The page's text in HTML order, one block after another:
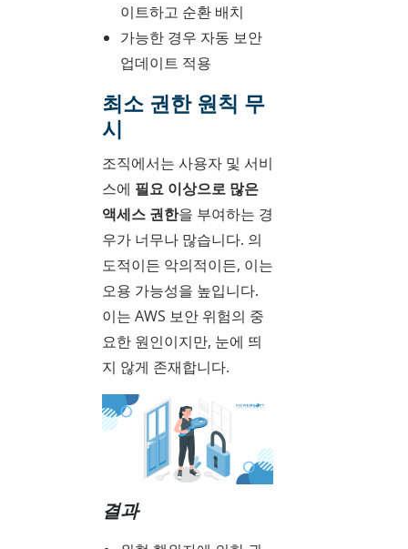
이트하고 순환 배치
가능한 경우 자동 보안
업데이트 적용
최소 권한 원칙 무
시
조직에서는 사용자 및 서비
스에 필요 이상으로 많은
액세스 권한을 부여하는 경
우가 너무나 많습니다. 의
도적이든 악의적이든, 이는
오용 가능성을 높입니다.
이는 AWS 보안 위험의 중
요한 원인이지만, 눈에 띄
지 않게 존재합니다.
결과